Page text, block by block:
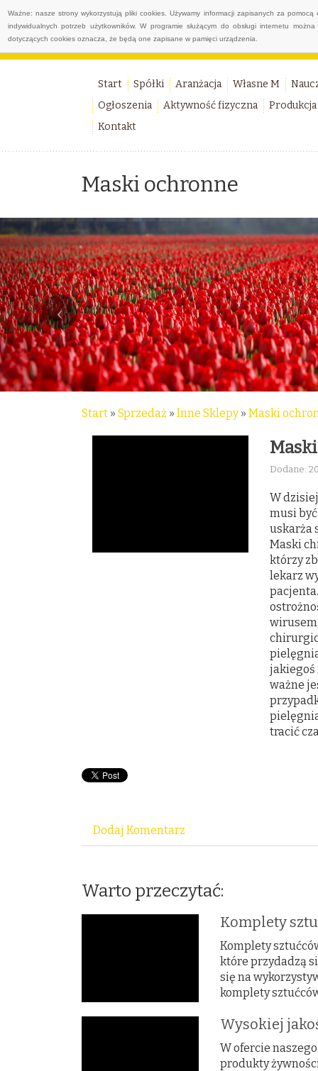
Ważne: nasze strony wykorzystują pliki cookies. Używamy informacji zapisanych za
indywidualnych potrzeb użytkowników. W programie służącym do obsługi internetu
dotyczących cookies oznacza, że będą one zapisane w pamięci urządzenia.
Start Spółki Aranżacja Własne M
Ogłoszenia
Aktywność fizyczna
Produkcja
Kontakt
Maski ochronne
Start » Sprzedaż » Inne Sklepy» Maski
Dodane:
W
musi
uskarża
Maski
którzy
lekarz
jakiegoś
ważne
tracić
Dodaj Komentarz
Warto przeczytać:
Komplety
Komplety
które przydadzą
się na
komplety
Wysokiej
W ofercie
produkty